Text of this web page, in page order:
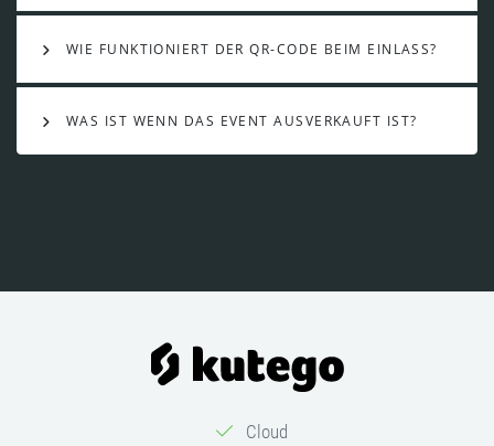
WIE FUNKTIONIERT DER QR-CODE BEIM EINLASS?
WAS IST WENN DAS EVENT AUSVERKAUFT IST?
Cloud